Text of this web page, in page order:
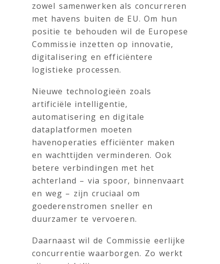
zowel samenwerken als concurreren
met havens buiten de EU. Om hun
positie te behouden wil de Europese
Commissie inzetten op innovatie,
digitalisering en efficiëntere
logistieke processen.
Nieuwe technologieën zoals
artificiële intelligentie,
automatisering en digitale
dataplatformen moeten
havenoperaties efficiënter maken
en wachttijden verminderen. Ook
betere verbindingen met het
achterland – via spoor, binnenvaart
en weg – zijn cruciaal om
goederenstromen sneller en
duurzamer te vervoeren.
Daarnaast wil de Commissie eerlijke
concurrentie waarborgen. Zo werkt